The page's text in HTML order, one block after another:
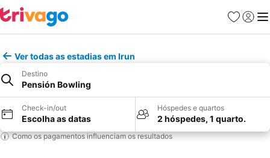
Favoritos
Iniciar
Ver todas as estadias em Irun
Destino
Pensión Bowling
Check-in/out
Escolha as datas
Hóspedes e quartos
2 hóspedes, 1 quarto.
Como os pagamentos influenciam os resultados